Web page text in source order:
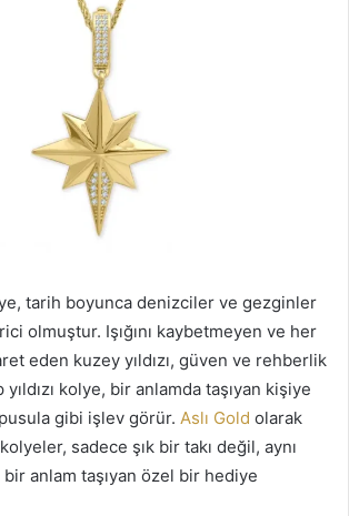
tarih boyunca denizciler ve gezginler
olmuştur. Işığını kaybetmeyen ve her
eden kuzey yıldızı, güven ve rehberlik
kolye, bir anlamda taşıyan kişiye
gibi işlev görür. Aslı Gold olarak
sadece şık bir takı değil, aynı
anlam taşıyan özel bir hediye